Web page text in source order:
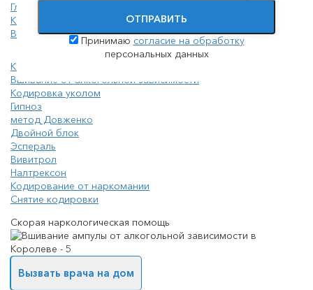
Главная
Кодирование
Вшивание от алкогольной зависимости
Кодирование от алкоголизма на дому
Вшивание от алкогольной зависимости
Кодировка уколом
Гипноз
метод Довженко
Двойной блок
Эспераль
Вивитрол
Налтрексон
Кодирование от наркомании
Снятие кодировки
Скорая наркологическая помощь
Вызвать врача на дом
ОТПРАВИТЬ
Принимаю согласие на обработку
персональных данных